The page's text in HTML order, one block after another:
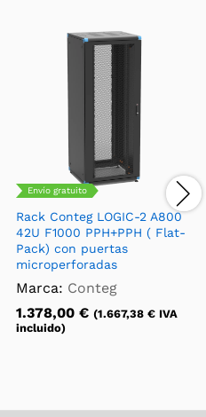
Envío gratuito
Rack Conteg LOGIC-2 A800
42U F1000 PPH+PPH ( Flat-
Pack) con puertas
microperforadas
Marca: Conteg
1.378,00 € (1.667,38 € IVA
incluido)